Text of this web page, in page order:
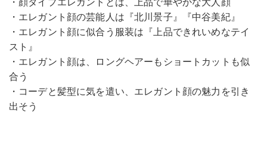
・エレガント顔の芸能人は『北川景子』『中谷美紀』
・エレガント顔に似合う服装は『上品できれいめなテイ
スト』
・エレガント顔は、ロングヘアーもショートカットも似
合う
・コーデと髪型に気を遣い、エレガント顔の魅力を引き
出そう